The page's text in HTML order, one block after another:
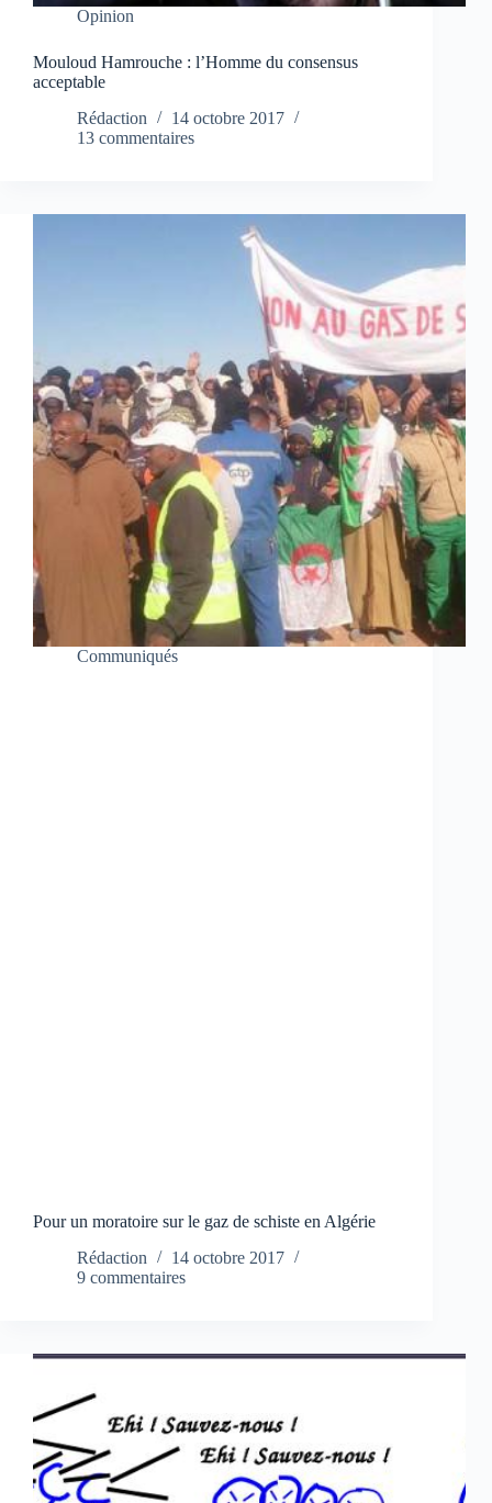
Opinion
Mouloud Hamrouche : l’Homme du consensus
acceptable
Rédaction
14 octobre 2017
13 commentaires
Communiqués
Pour un moratoire sur le gaz de schiste en Algérie
Rédaction
14 octobre 2017
9 commentaires